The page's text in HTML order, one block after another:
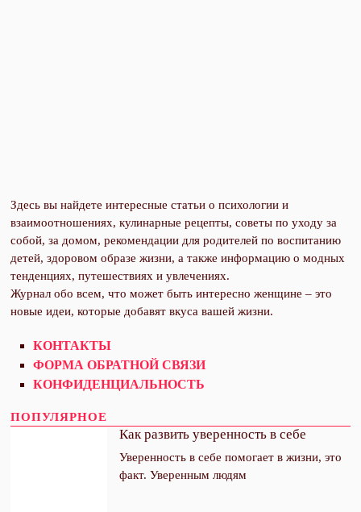
Здесь вы найдете интересные статьи о психологии и
взаимоотношениях, кулинарные рецепты, советы по уходу за
собой, за домом, рекомендации для родителей по воспитанию
детей, здоровом образе жизни, а также информацию о модных
тенденциях, путешествиях и увлечениях.
Журнал обо всем, что может быть интересно женщине – это
новые идеи, которые добавят вкуса вашей жизни.
КОНТАКТЫ
ФОРМА ОБРАТНОЙ СВЯЗИ
КОНФИДЕНЦИАЛЬНОСТЬ
ПОПУЛЯРНОЕ
Как развить уверенность в себе
Уверенность в себе помогает в жизни, это
факт. Уверенным людям